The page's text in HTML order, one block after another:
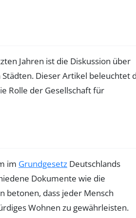
Jahren ist die Diskussion über
Städten. Dieser Artikel beleuchtet
Rolle der Gesellschaft für
im Grundgesetz Deutschlands
Dokumente wie die
betonen, dass jeder Mensch
Wohnen zu gewährleisten.